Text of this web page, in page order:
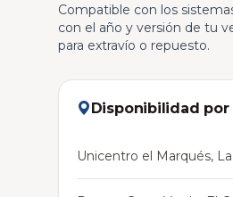
Compatible con los
con el año y versión de tu
para extravío o repuesto.
Disponibilidad por
Unicentro el Marqués,